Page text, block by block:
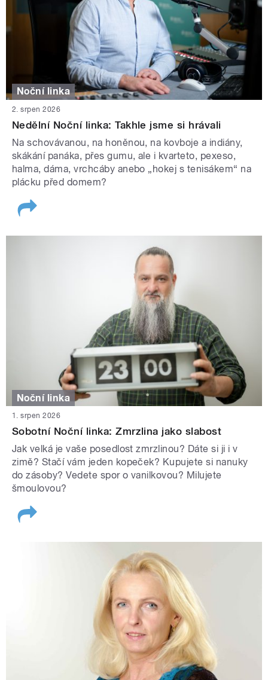
Noční linka
2. srpen 2026
Nedělní Noční linka: Takhle jsme si hrávali
Na schovávanou, na honěnou, na kovboje a indiány,
skákání panáka, přes gumu, ale i kvarteto, pexeso,
halma, dáma, vrchcáby anebo „hokej s tenisákem“ na
plácku před domem?
Noční linka
1. srpen 2026
Sobotní Noční linka: Zmrzlina jako slabost
Jak velká je vaše posedlost zmrzlinou? Dáte si ji i v
zimě? Stačí vám jeden kopeček? Kupujete si nanuky
do zásoby? Vedete spor o vanilkovou? Milujete
šmoulovou?